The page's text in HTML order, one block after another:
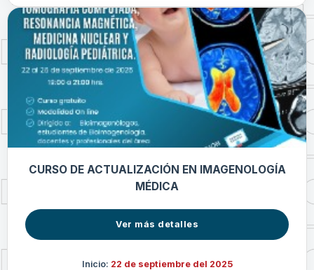
CURSO DE ACTUALIZACIÓN EN IMAGENOLOGÍA
MÉDICA
Ver más detalles
Inicio: 22 de septiembre del 2025